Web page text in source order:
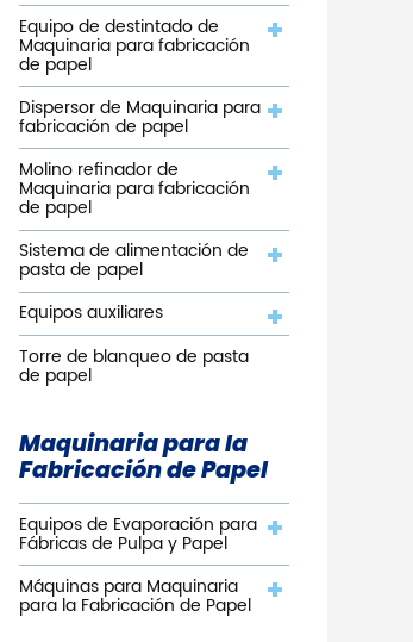
Equipo de destintado de
Maquinaria para fabricación
de papel
Dispersor de Maquinaria para
fabricación de papel
Molino refinador de
Maquinaria para fabricación
de papel
Sistema de alimentación de
pasta de papel
Equipos auxiliares
Torre de blanqueo de pasta
de papel
Maquinaria para la
Fabricación de Papel
Equipos de Evaporación para
Fábricas de Pulpa y Papel
Máquinas para Maquinaria
para la Fabricación de Papel